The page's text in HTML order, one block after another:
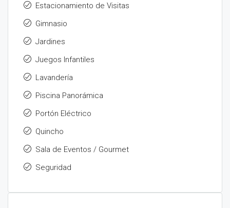
Estacionamiento de Visitas
Gimnasio
Jardines
Juegos Infantiles
Lavandería
Piscina Panorámica
Portón Eléctrico
Quincho
Sala de Eventos / Gourmet
Seguridad